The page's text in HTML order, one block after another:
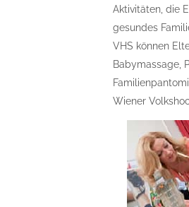
Aktivitäten, die
gesundes
VHS können
Babymassage,
Wiener